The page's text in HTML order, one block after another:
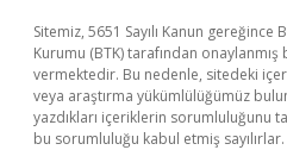
Sitemiz, 5651 Sayılı Kanun
Kurumu (BTK) tarafından onaylanmış
vermektedir. Bu nedenle, sitedeki
veya araştırma yükümlülüğümüz
yazdıkları içeriklerin sorumluluğunu
bu sorumluluğu kabul etmiş sayılırlar.